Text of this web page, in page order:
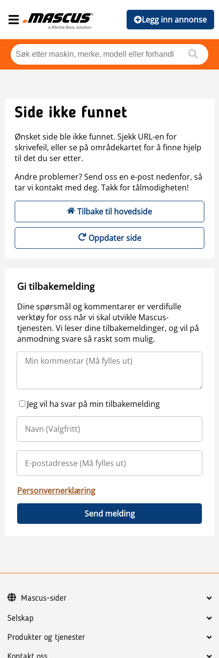
Legg inn annonse
Side ikke funnet
Ønsket side ble ikke funnet. Sjekk URL-en for
skrivefeil, eller se på områdekartet for å finne hjelp
til det du ser etter.
Andre problemer? Send oss en e-post nedenfor, så
tar vi kontakt med deg. Takk for tålmodigheten!
Tilbake til hovedside
Oppdater side
Gi tilbakemelding
Dine spørsmål og kommentarer er verdifulle
verktøy for oss når vi skal utvikle Mascus-
tjenesten. Vi leser dine tilbakemeldinger, og vil på
anmodning svare så raskt som mulig.
Jeg vil ha svar på min tilbakemelding
Personvernerklæring
Send melding
Selskap
Produkter og tjenester
Mascus-sider